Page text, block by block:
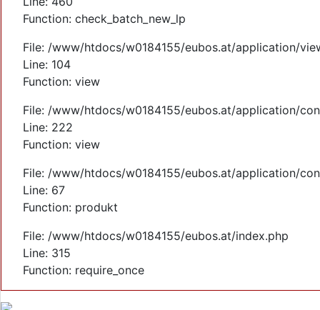
Function: check_batch_new_lp
File: /www/htdocs/w0184155/eubos.at/application/
Line: 104
Function: view
File: /www/htdocs/w0184155/eubos.at/application/
Line: 222
Function: view
File: /www/htdocs/w0184155/eubos.at/application/
Line: 67
Function: produkt
File: /www/htdocs/w0184155/eubos.at/index.php
Line: 315
Function: require_once